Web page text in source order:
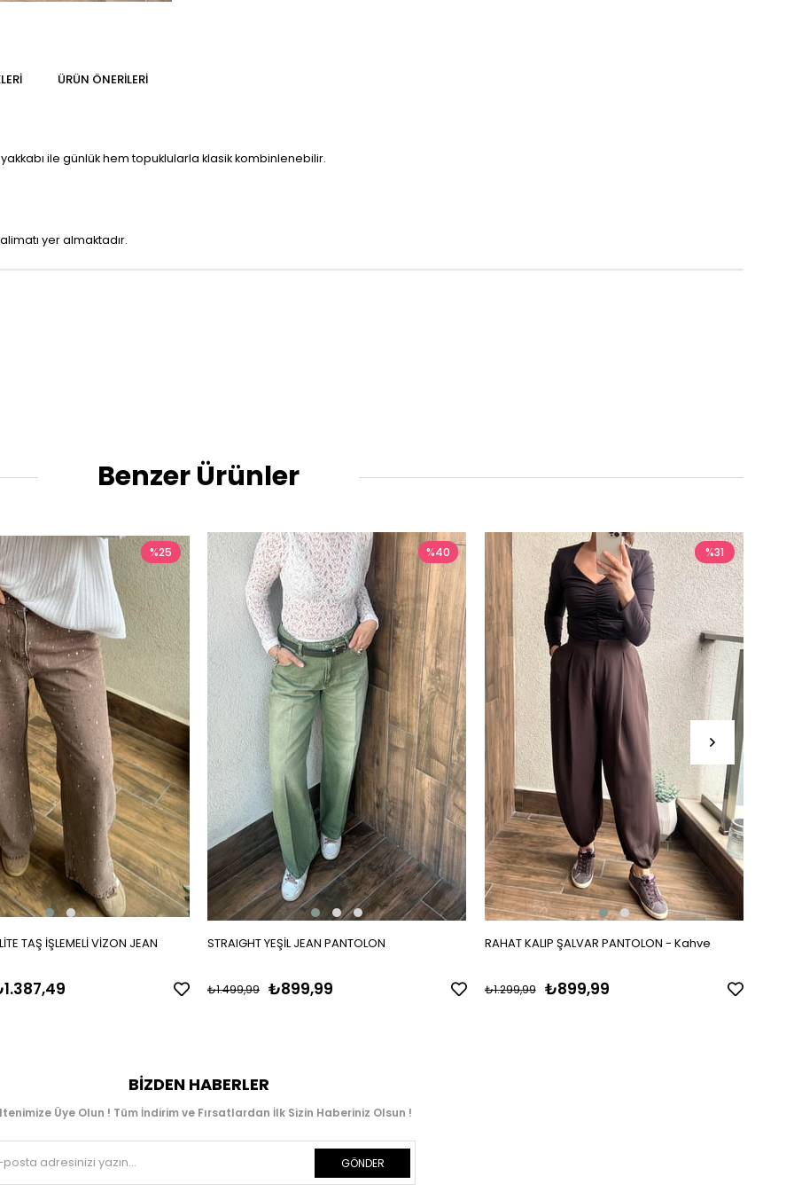
ÜRÜN ÖNERILERI
ile günlük hem topuklularla klasik kombinlenebilir.
yer almaktadır.
Benzer Ürünler
TAŞ İŞLEMELİ VİZON JEAN
%25
STRAIGHT YEŞİL JEAN PANTOLON
₺899,99
₺1.499,99
%40
RAHAT KALIP ŞALVAR PANTOLON - Kahve
₺899,99
₺1.299,99
%31
BIZDEN HABERLER
Üye Olun ! Tüm İndirim ve Fırsatlardan İlk Sizin Haberiniz Olsun !
GÖNDER